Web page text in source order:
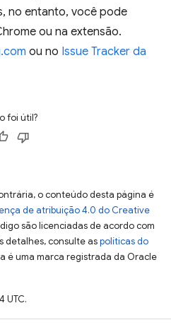
no entanto, você pode
ou na extensão.
ou no Issue Tracker da
foi útil?
o conteúdo desta página é
de atribuição 4.0 do Creative
são licenciadas de acordo com
detalhes, consulte aspolíticas do
é uma marca registrada da Oracle
UTC.